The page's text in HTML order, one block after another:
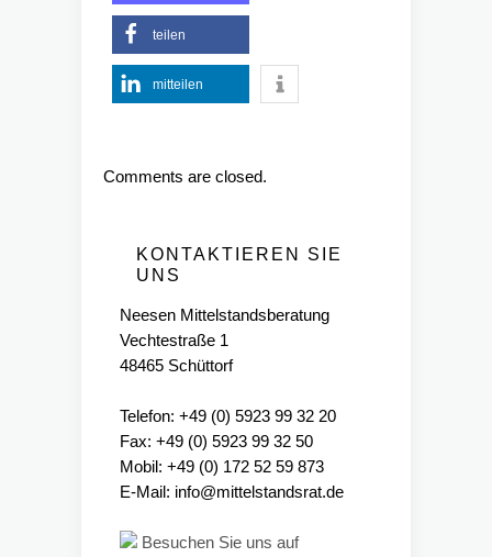
teilen
mitteilen
Comments are closed.
KONTAKTIEREN SIE
UNS
Neesen Mittelstandsberatung
Vechtestraße 1
48465 Schüttorf
Telefon: +49 (0) 5923 99 32 20
Fax: +49 (0) 5923 99 32 50
Mobil: +49 (0) 172 52 59 873
E-Mail: info@mittelstandsrat.de
Besuchen Sie uns auf